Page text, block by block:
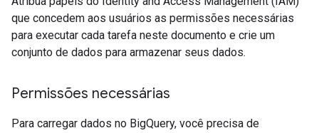
que concedem aos usuários as permissões necessárias
para executar cada tarefa neste documento e crie um
conjunto de dados para armazenar seus dados.
Permissões necessárias
Para carregar dados no BigQuery, você precisa de